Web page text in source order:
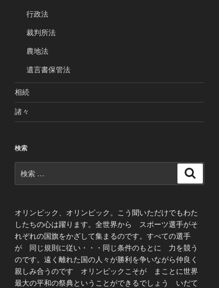
行政法
裁判所法
農地法
遺言書保管法
相続
諸々
検索
索:
オリンピック、オリンピック。こう聞いただけでもわた
したちの心は躍ります。全世界から スポーツ選手がそ
れぞれの国旗をかざして集まるのです。すべての選手
が 同じ規則に従い・・・同じ条件のもとに 力を競う
のです。遠く離れた国の人々が勝利を争いながら仲良く
親しみ合うのです オリンピックこそが まことに世界
最大の平和の祭典ということができるでしょう いだて